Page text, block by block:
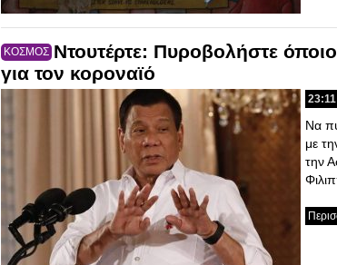
ΚΟΣΜΟΣ Nτουτέρτε: Πυροβολήστε
για τον κοροναϊό
Να
με
την